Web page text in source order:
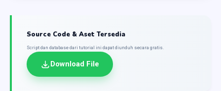
Source Code & Aset Tersedia
Script dan database dari tutorial ini dapat diunduh secara gratis.
Download File